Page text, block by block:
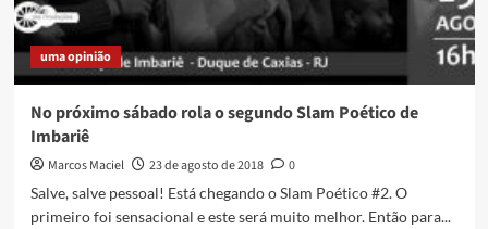
uma opinião
No próximo sábado rola o segundo Slam Poético de
Imbariê
Marcos Maciel 23 de agosto de 2018
0
Salve, salve pessoal! Está chegando o Slam Poético #2. O
primeiro foi sensacional e este será muito melhor. Então para...